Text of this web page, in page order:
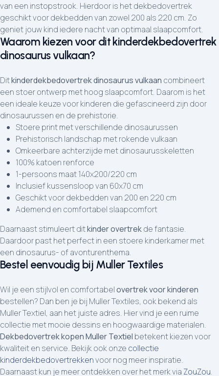
van een instopstrook. Hierdoor is het dekbedovertrek
geschikt voor dekbedden van zowel 200 als 220 cm. Zo
geniet jouw kind iedere nacht van optimaal slaapcomfort.
Waarom kiezen voor dit kinderdekbedovertrek
dinosaurus vulkaan?
Ditkinderdekbedovertrek dinosaurus vulkaan combineert
een stoer ontwerp met hoog slaapcomfort. Daarom is het
een ideale keuze voor kinderen die gefascineerd zijn door
dinosaurussen en de prehistorie.
Stoere print met verschillende dinosaurussen
Prehistorisch landschap met rokende vulkaan
Omkeerbare achterzijde met dinosaurusskeletten
100% katoen renforce
1-persoons maat 140x200/220 cm
Inclusief kussensloop van 60x70 cm
Geschikt voor dekbedden van 200 en 220 cm
Ademend en comfortabel slaapcomfort
Daarnaast stimuleert ditkinder overtrekde fantasie.
Daardoor past het perfect in een stoere kinderkamer met
een dinosaurus- of avonturenthema.
Bestel eenvoudig bij Muller Textiles
Wil je een stijlvol en comfortabelovertrek voor kinderen
bestellen? Dan ben je bij Muller Textiles, ook bekend als
Muller Textiel, aan het juiste adres. Hier vind je een ruime
collectie met mooie dessins en hoogwaardige materialen.
Dekbedovertrek kopen Muller Textiel betekent kiezen voor
kwaliteit en service. Bekijk ook onze collectie
kinderdekbedovertrekkenvoor nog meer inspiratie.
Daarnaast kun je meer ontdekken over het merk via ZouZou.